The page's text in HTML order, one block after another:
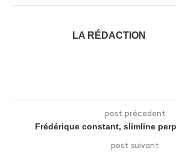
LA RÉDACTION
post précedent
Frédérique constant, slimline
post suivant